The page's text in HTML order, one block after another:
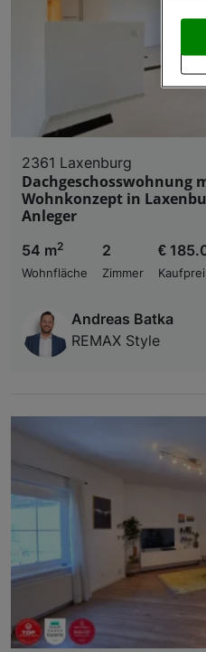
2361 Laxenburg
Dachgeschosswohnung
Wohnkonzept in
Anleger
54 m2
Wohnfläche
2
Zimmer
€
Andreas Batka
REMAX Style
und
Liste